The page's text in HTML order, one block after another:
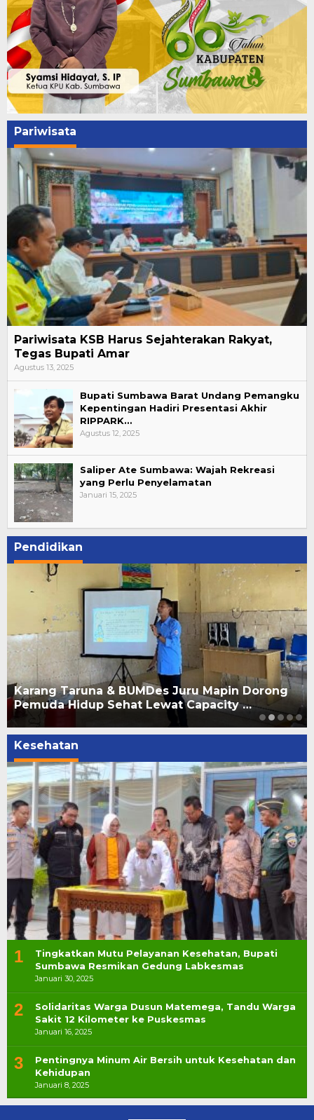
Pariwisata
Pariwisata KSB Harus Sejahterakan Rakyat,
Tegas Bupati Amar
Agustus 13, 2025
Bupati Sumbawa Barat Undang Pemangku
Kepentingan Hadiri Presentasi Akhir
RIPPARK…
Agustus 12, 2025
Saliper Ate Sumbawa: Wajah Rekreasi
yang Perlu Penyelamatan
Januari 15, 2025
Pendidikan
Karang Taruna & BUMDes Juru Mapin Dorong
Pemuda Hidup Sehat Lewat Capacity …
Kesehatan
1
Tingkatkan Mutu Pelayanan Kesehatan, Bupati
Sumbawa Resmikan Gedung Labkesmas
Januari 30, 2025
2
Solidaritas Warga Dusun Matemega, Tandu Warga
Sakit 12 Kilometer ke Puskesmas
Januari 16, 2025
3
Pentingnya Minum Air Bersih untuk Kesehatan dan
Kehidupan
Januari 8, 2025